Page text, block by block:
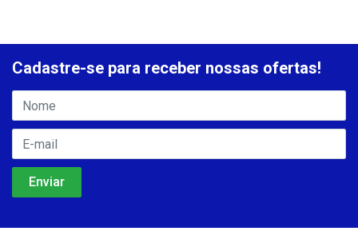
Cadastre-se para receber nossas ofertas!